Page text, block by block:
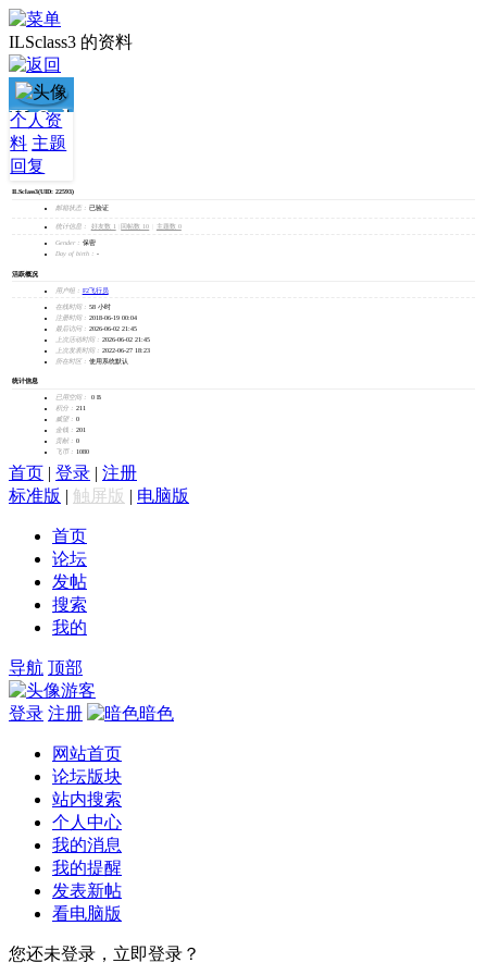
ILSclass3 的资料
ILSclass3
个人资
料 主题
回复
ILSclass3(UID: 22593)
邮箱状态： 已验证
统计信息： 好友数 1 回帖数 10 主题数 0
Gender： 保密
Day of birth： -
活跃概况
用户组： F2飞行员
在线时间： 58 小时
注册时间： 2018-06-19 00:04
最后访问： 2026-06-02 21:45
上次活动时间： 2026-06-02 21:45
上次发表时间： 2022-06-27 18:23
所在时区： 使用系统默认
统计信息
已用空间：
0 B
积分： 211
威望： 0
金钱： 201
贡献： 0
飞币：
1080
首页 | 登录 | 注册
标准版 | 触屏版 | 电脑版
首页
论坛
发帖
搜索
我的
导航 顶部
游客
登录 注册 暗色
网站首页
论坛版块
站内搜索
个人中心
我的消息
我的提醒
发表新帖
看电脑版
您还未登录，立即登录？